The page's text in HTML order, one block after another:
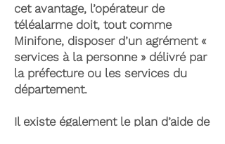
cet avantage, l’opérateur de
téléalarme doit, tout comme
Minifone, disposer d’un agrément «
services à la personne » délivré par
la préfecture ou les services du
département.
Il existe également le plan d’aide de